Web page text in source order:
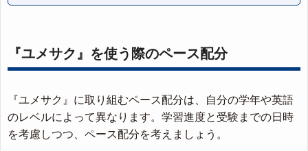
『ユメサク』を使う際のペース配分
『ユメサク』に取り組むペース配分は、自分の学年や英語
のレベルによって異なります。学習進度と受験までの日時
を考慮しつつ、ペース配分を考えましょう。